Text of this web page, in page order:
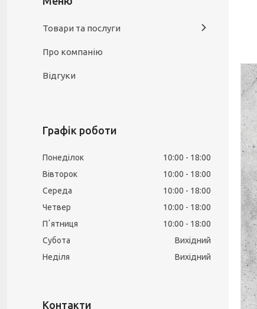
Товари та послуги
Про компанію
Відгуки
Графік роботи
Понеділок 10:00
18:00
Вівторок
10:00
18:00
Середа
10:00
18:00
Четвер
10:00
18:00
Пʼятниця
10:00
18:00
Субота
Вихідний
Неділя
Вихідний